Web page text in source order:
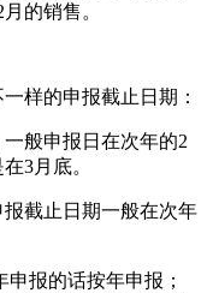
的销售。
样的申报截止日期：
般申报日在次年的2
3月底。
截止日期一般在次年
报的话按年申报；